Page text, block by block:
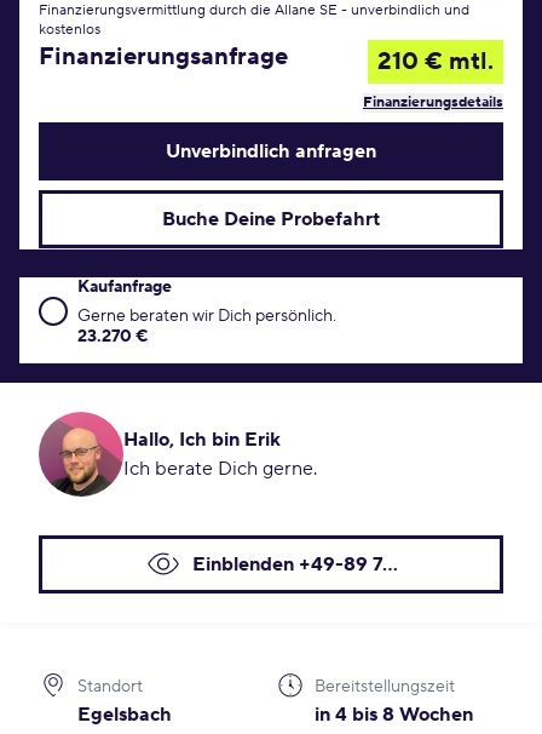
Finanzierungsvermittlung durch die Allane SE - unverbindlich und
kostenlos
Finanzierungsanfrage 210 € mtl.
Finanzierungsdetails
Unverbindlich anfragen
Buche Deine Probefahrt
Kaufanfrage Konditionen
Kaufanfrage
Gerne beraten wir Dich persönlich.
23.270 €
Hallo, Ich bin Erik
Ich berate Dich gerne.
Einblenden +49-89 7...
Standort
Egelsbach
Bereitstellungszeit
in 4 bis 8 Wochen